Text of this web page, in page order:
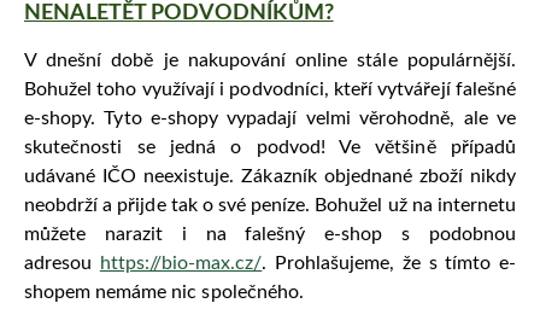
NENALETĚT PODVODNÍKŮM?
V dnešní době je nakupování online stále populárnější.
Bohužel toho využívají i podvodníci, kteří vytvářejí falešné
e-shopy. Tyto e-shopy vypadají velmi věrohodně, ale ve
skutečnosti se jedná o podvod! Ve většině případů
udávané IČO neexistuje. Zákazník objednané zboží nikdy
neobdrží a přijde tak o své peníze. Bohužel už na internetu
můžete narazit i na falešný e-shop s podobnou
adresou
https://bio-max.cz/. Prohlašujeme, že s tímto e-
shopem nemáme nic společného.